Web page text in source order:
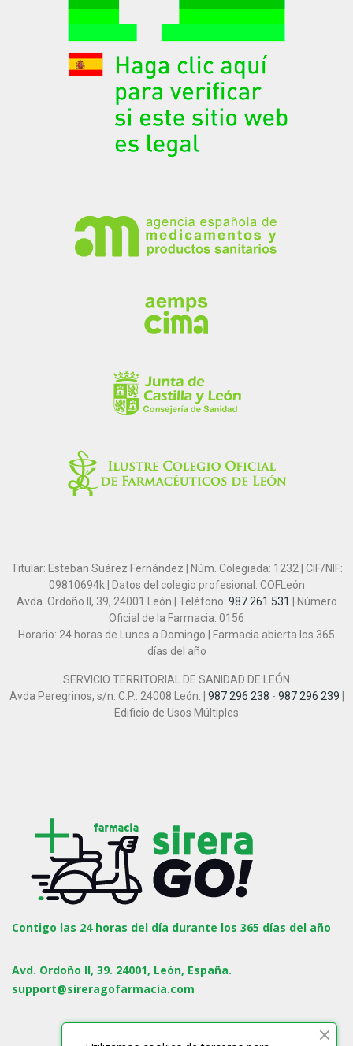
Titular: Esteban Suárez Fernández | Núm. Colegiada: 1232 | CIF/NIF:
09810694k | Datos del colegio profesional: COFLeón
Avda. Ordoño II, 39, 24001 León | Teléfono: 987 261 531
| Número
Oficial de la Farmacia: 0156
Horario: 24 horas de Lunes a Domingo | Farmacia abierta los 365
días del año
SERVICIO TERRITORIAL DE SANIDAD DE LEÓN
Avda Peregrinos, s/n. C.P.: 24008 León. | 987 296 238 - 987 296 239
Edificio de Usos Múltiples
Contigo las 24 horas del día durante los 365 días del año
Avd. Ordoño II, 39. 24001, León, España.
support@sireragofarmacia.com